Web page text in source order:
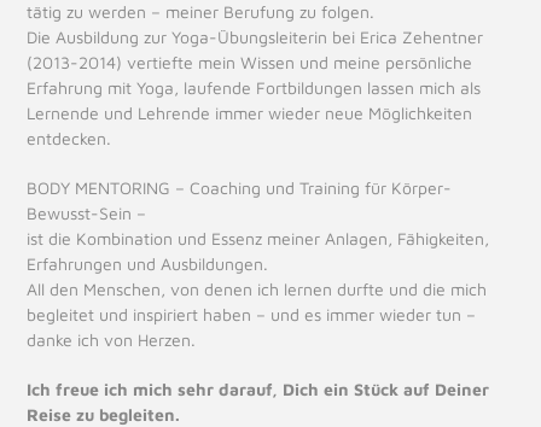
tätig zu werden – meiner Berufung zu folgen.
Die Ausbildung zur Yoga-Übungsleiterin bei Erica Zehentner
(2013-2014) vertiefte mein Wissen und meine persönliche
Erfahrung mit Yoga, laufende Fortbildungen lassen mich als
Lernende und Lehrende immer wieder neue Möglichkeiten
entdecken.
BODY MENTORING – Coaching und Training für Körper-
Bewusst-Sein –
ist die Kombination und Essenz meiner Anlagen, Fähigkeiten,
Erfahrungen und Ausbildungen.
All den Menschen, von denen ich lernen durfte und die mich
begleitet und inspiriert haben – und es immer wieder tun –
danke ich von Herzen.
Ich freue ich mich sehr darauf, Dich ein Stück auf Deiner
Reise zu begleiten.